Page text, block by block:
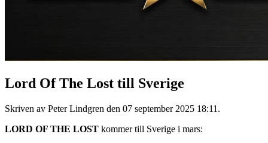
Lord Of The Lost till Sverige
Skriven av Peter Lindgren den 07 september 2025 18:11 .
LORD OF THE LOST kommer till Sverige i mars: